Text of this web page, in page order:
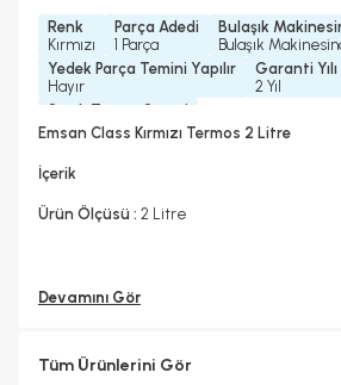
Renk
Kırmızı
Parça Adedi
1 Parça
Bulaşık
Bulaşık
Yedek Parça Temini Yapılır
Hayır
Garanti Yılı
2 Yıl
Sıcak Tutma Süresi
12 Saat
Emsan Class Kırmızı Termos 2 Litre
İçerik
Ürün Ölçüsü : 2 Litre
Devamını Gör
Tüm Ürünlerini Gör